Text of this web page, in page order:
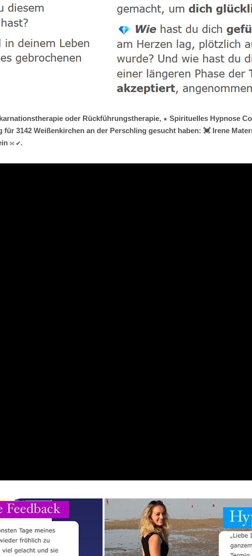
oder Rückführungstherapie, ★ Spirituelles Hypnose
3142 Weißenkirchen an der Perschling gesucht haben: 💓️ Irene
✉ ✔.